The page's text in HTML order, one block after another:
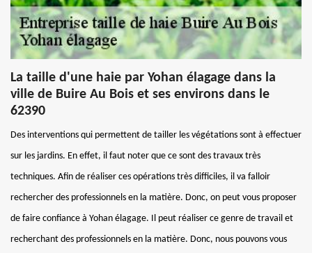
La taille d'une haie par Yohan élagage dans la
ville de Buire Au Bois et ses environs dans le
62390
Des interventions qui permettent de tailler les végétations sont à effectuer
sur les jardins. En effet, il faut noter que ce sont des travaux très
techniques. Afin de réaliser ces opérations très difficiles, il va falloir
rechercher des professionnels en la matière. Donc, on peut vous proposer
de faire confiance à Yohan élagage. Il peut réaliser ce genre de travail et
recherchant des professionnels en la matière. Donc, nous pouvons vous